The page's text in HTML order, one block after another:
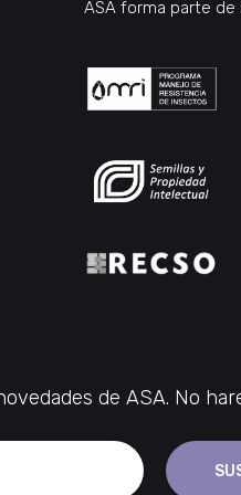
ASA forma parte de
de ASA. No